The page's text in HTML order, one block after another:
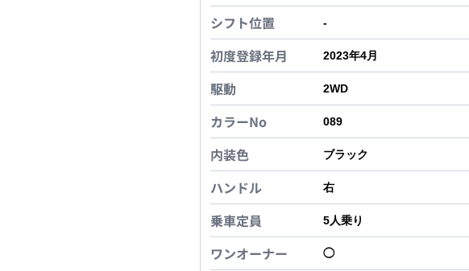
シフト位置 -
初度登録年月 2023年4月
駆動 2WD
カラーNo 089
内装色 ブラック
ハンドル 右
乗車定員 5人乗り
ワンオーナー ◯